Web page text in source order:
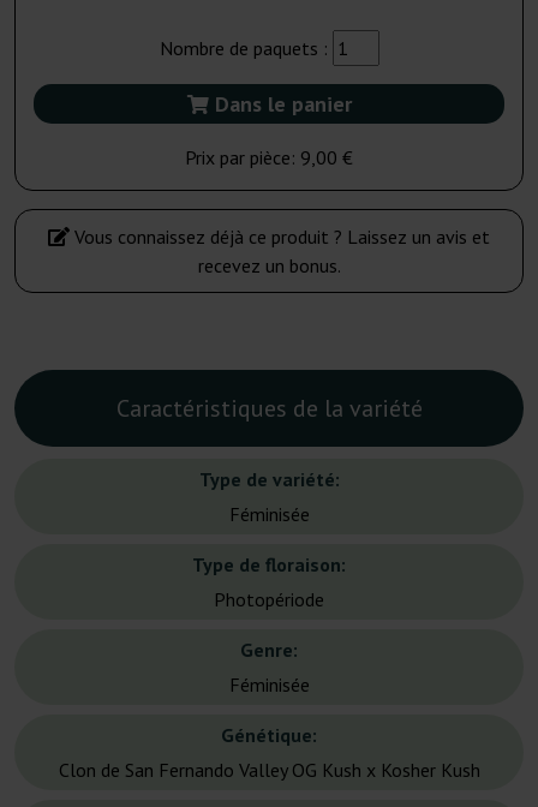
Nombre de paquets :
Dans le panier
Prix par pièce: 9,00 €
Vous connaissez déjà ce produit ? Laissez un avis et
recevez un bonus.
Caractéristiques de la variété
Type de variété:
Féminisée
Type de floraison:
Photopériode
Genre:
Féminisée
Génétique:
Clon de San Fernando Valley OG Kush x Kosher Kush